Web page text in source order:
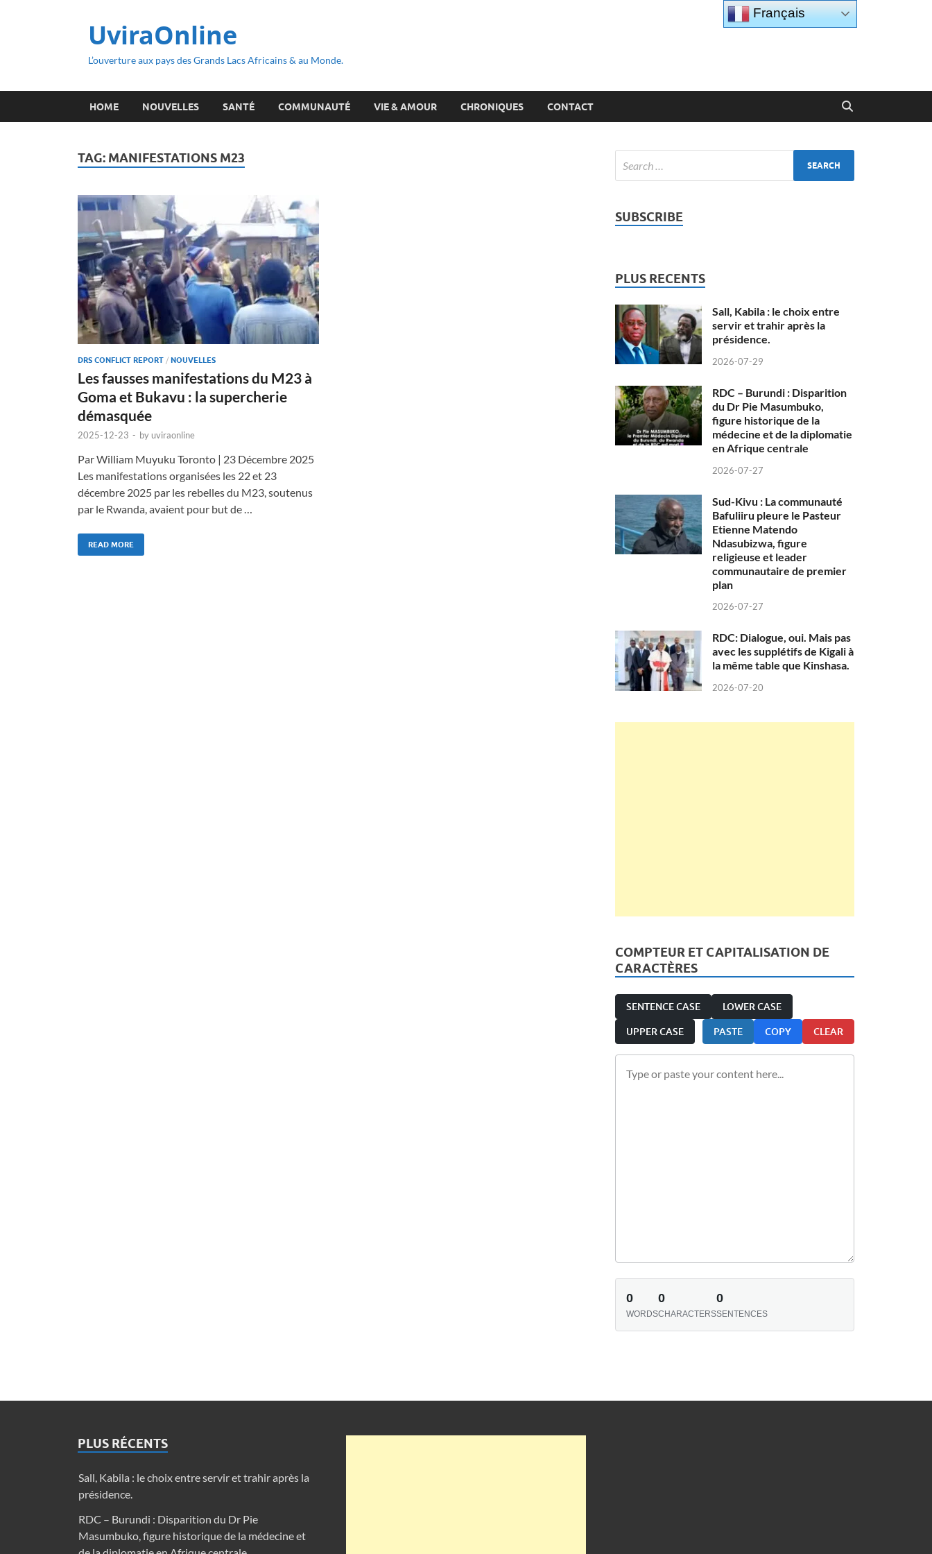
UviraOnline
L’ouverture aux pays des Grands Lacs Africains & au Monde.
HOME NOUVELLES SANTÉ COMMUNAUTÉ VIE & AMOUR CHRONIQUES CONTACT
TAG: MANIFESTATIONS M23
DRS CONFLICT REPORT / NOUVELLES
Les fausses manifestations du M23 à
Goma et Bukavu : la supercherie
démasquée
2025-12-23 - byuviraonline
Par William Muyuku Toronto | 23 Décembre 2025
Les manifestations organisées les 22 et 23
décembre 2025 par les rebelles du M23, soutenus
par le Rwanda, avaient pour but de …
READ MORE
SUBSCRIBE
PLUS RECENTS
Sall, Kabila : le choix entre
servir et trahir après la
présidence.
2026-07-29
RDC – Burundi : Disparition
du Dr Pie Masumbuko,
figure historique de la
médecine et de la diplomatie
en Afrique centrale
2026-07-27
Sud-Kivu : La communauté
Bafuliiru pleure le Pasteur
Etienne Matendo
Ndasubizwa, figure
religieuse et leader
communautaire de premier
plan
2026-07-27
RDC: Dialogue, oui. Mais pas
avec les supplétifs de Kigali à
la même table que Kinshasa.
2026-07-20
COMPTEUR ET CAPITALISATION DE
CARACTÈRES
SENTENCE CASE LOWER CASE
UPPER CASE PASTE COPY CLEAR
0
WORDS
0
CHARACTERS
0
SENTENCES
PLUS RÉCENTS
Sall, Kabila : le choix entre servir et trahir après la
présidence.
RDC – Burundi : Disparition du Dr Pie
Masumbuko, figure historique de la médecine et
Français